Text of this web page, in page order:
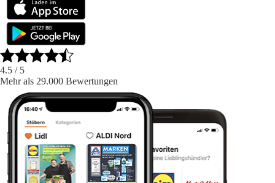
4.5 / 5
Mehr als 29.000 Bewertungen